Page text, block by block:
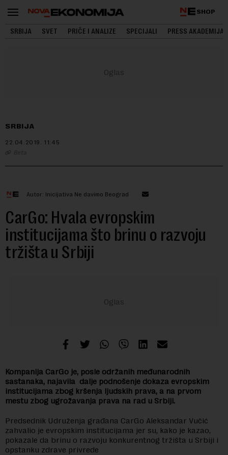
SHOP
SRBIJA SVET PRIČE I ANALIZE SPECIJALI PRESS AKADEMIJA
SRBIJA
22.04.2019. 11:45
Beta
Autor: Inicijativa Ne davimo Beograd
CarGo: Hvala evropskim
institucijama što brinu o razvoju
tržišta u Srbiji
Kompanija CarGo je, posle održanih međunarodnih
sastanaka, najavila dalje podnošenje dokaza evropskim
institucijama zbog kršenja ljudskih prava, a na prvom
mestu zbog ugrožavanja prava na rad u Srbiji.
Predsednik Udruženja građana CarGo Aleksandar Vučić
zahvalio je evropskim institucijama jer su, kako je kazao,
pokazale da brinu o razvoju konkurentnog tržišta u Srbiji i
opstanku zdrave privrede